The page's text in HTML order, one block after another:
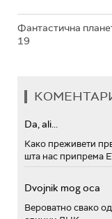
Фантастична
19
Da, ali...
Како преживети
шта нас припрема
Dvojnik mog oca
Вероватно свако